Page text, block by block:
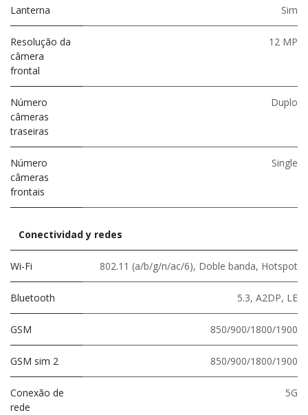
Lanterna Sim
Resolução da
câmera
frontal
12 MP
Número
câmeras
traseiras
Duplo
Número
câmeras
frontais
Single
Conectividad y redes
Wi-Fi 802.11 (a/b/g/n/ac/6), Doble banda, Hotspot
Bluetooth 5.3, A2DP, LE
GSM 850/900/1800/1900
GSM sim 2 850/900/1800/1900
Conexão de
rede
5G